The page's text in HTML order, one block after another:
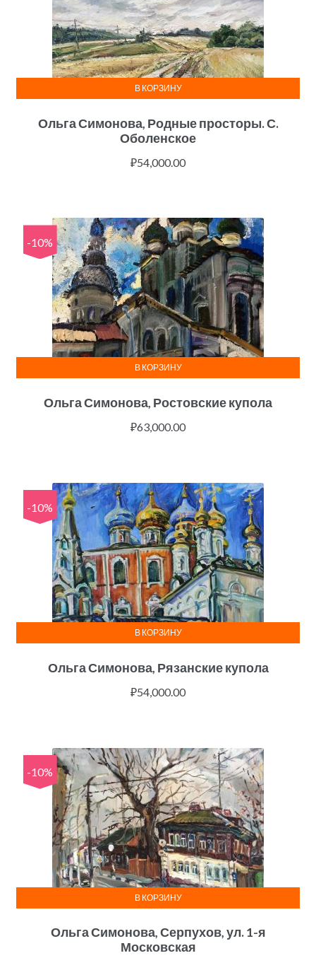
Ольга Симонова, Родные просторы. С.
Оболенское
₽54,000.00
В КОРЗИНУ
-10%
Ольга Симонова, Ростовские купола
₽63,000.00
В КОРЗИНУ
-10%
Ольга Симонова, Рязанские купола
₽54,000.00
В КОРЗИНУ
-10%
Ольга Симонова, Серпухов, ул. 1-я
Московская
В КОРЗИНУ